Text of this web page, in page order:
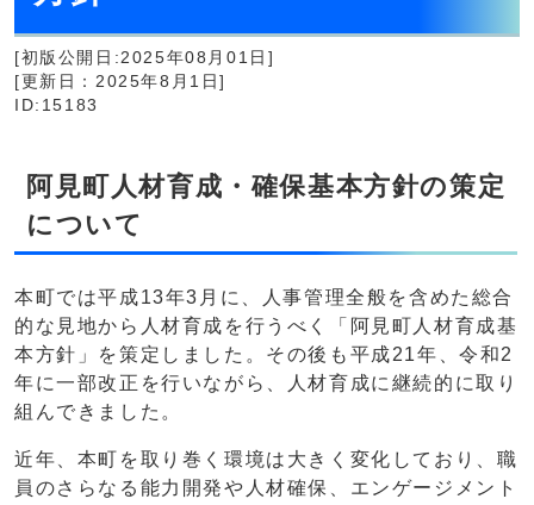
[初版公開日:2025年08月01日]
[更新日：2025年8月1日]
ID:15183
阿見町人材育成・確保基本方針の策定
について
本町では平成13年3月に、人事管理全般を含めた総合
的な見地から人材育成を行うべく「阿見町人材育成基
本方針」を策定しました。その後も平成21年、令和2
年に一部改正を行いながら、人材育成に継続的に取り
組んできました。
近年、本町を取り巻く環境は大きく変化しており、職
員のさらなる能力開発や人材確保、エンゲージメント